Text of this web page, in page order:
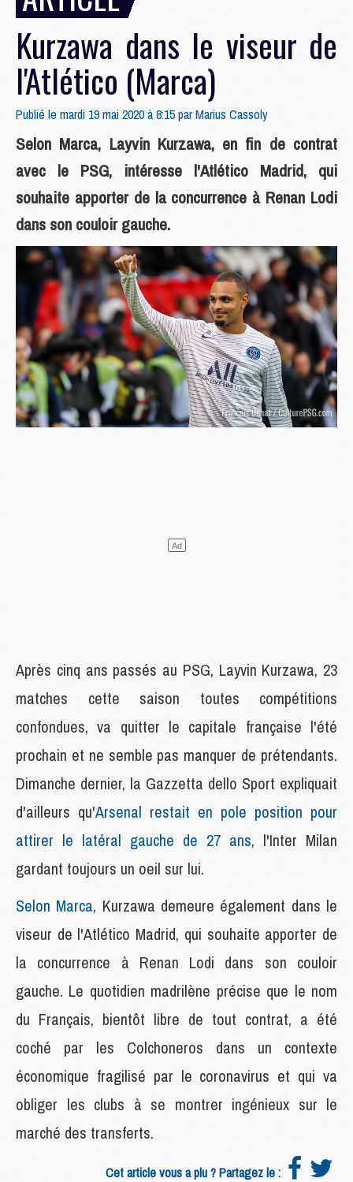
Kurzawa dans le viseur de
l'Atlético (Marca)
Publié le mardi 19 mai 2020 à 8:15 parMarius Cassoly
Selon Marca, Layvin Kurzawa, en fin de contrat
avec le PSG, intéresse l'Atlético Madrid, qui
souhaite apporter de la concurrence à Renan Lodi
dans son couloir gauche.
Après cinq ans passés au PSG, Layvin Kurzawa, 23
matches cette saison toutes compétitions
confondues, va quitter le capitale française l'été
prochain et ne semble pas manquer de prétendants.
Dimanche dernier, la Gazzetta dello Sport expliquait
d'ailleurs qu'Arsenal restait en pole position pour
attirer le latéral gauche de 27 ans, l'Inter Milan
gardant toujours un oeil sur lui.
Selon Marca, Kurzawa demeure également dans le
viseur de l'Atlético Madrid, qui souhaite apporter de
la concurrence à Renan Lodi dans son couloir
gauche. Le quotidien madrilène précise que le nom
du Français, bientôt libre de tout contrat, a été
coché par les Colchoneros dans un contexte
économique fragilisé par le coronavirus et qui va
obliger les clubs à se montrer ingénieux sur le
marché des transferts.
Cet article vous a plu ? Partagez le :